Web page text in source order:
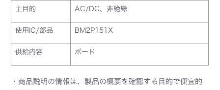
主目的 AC/DC、非絶縁
使用IC/部品 BM2P151X
供給内容 ボード
・商品説明の情報は、製品の概要を確認する目的で便宜的